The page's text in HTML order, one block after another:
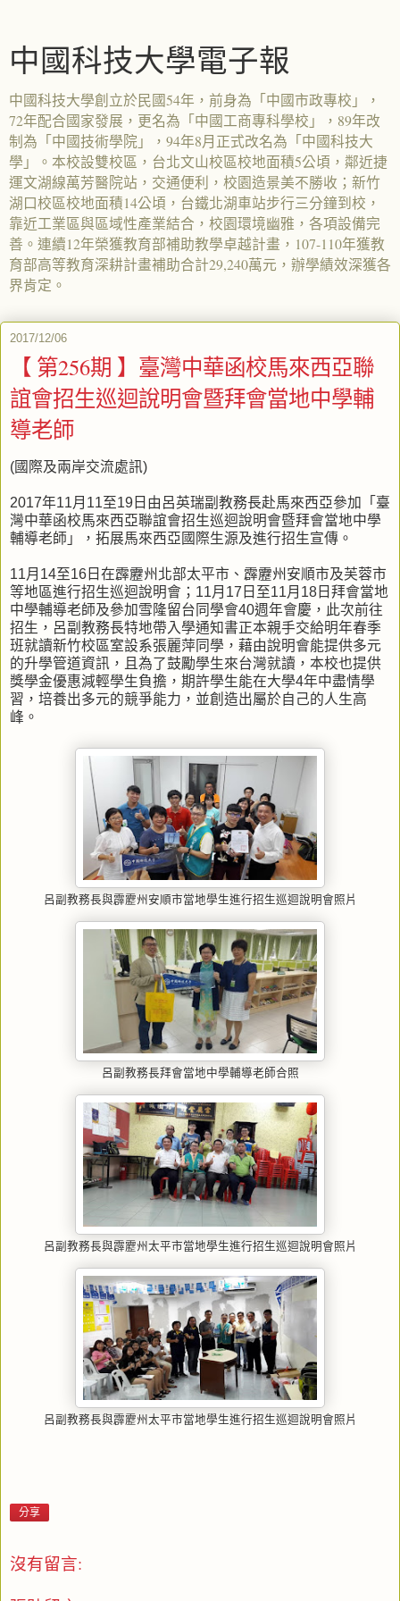
中國科技大學電子報
中國科技大學創立於民國54年，前身為「中國市政專校」，
72年配合國家發展，更名為「中國工商專科學校」，89年改
制為「中國技術學院」，94年8月正式改名為「中國科技大
學」。本校設雙校區，台北文山校區校地面積5公頃，鄰近捷
運文湖線萬芳醫院站，交通便利，校園造景美不勝收；新竹
湖口校區校地面積14公頃，台鐵北湖車站步行三分鐘到校，
靠近工業區與區域性產業結合，校園環境幽雅，各項設備完
善。連續12年榮獲教育部補助教學卓越計畫，107-110年獲教
育部高等教育深耕計畫補助合計29,240萬元，辦學績效深獲各
界肯定。
2017/12/06
【 第256期 】臺灣中華函校馬來西亞聯
誼會招生巡迴說明會暨拜會當地中學輔
導老師
(國際及兩岸交流處訊)
2017年11月11至19日由呂英瑞副教務長赴馬來西亞參加「臺
灣中華函校馬來西亞聯誼會招生巡迴說明會暨拜會當地中學
輔導老師」，拓展馬來西亞國際生源及進行招生宣傳。
11月14至16日在霹靂州北部太平市、霹靂州安順市及芙蓉市
等地區進行招生巡迴說明會；11月17日至11月18日拜會當地
中學輔導老師及參加雪隆留台同學會40週年會慶，此次前往
招生，呂副教務長特地帶入學通知書正本親手交給明年春季
班就讀新竹校區室設系張麗萍同學，藉由說明會能提供多元
的升學管道資訊，且為了鼓勵學生來台灣就讀，本校也提供
獎學金優惠減輕學生負擔，期許學生能在大學4年中盡情學
習，培養出多元的競爭能力，並創造出屬於自己的人生高
峰。
呂副教務長與霹靂州安順市當地學生進行招生巡迴說明會照片
呂副教務長拜會當地中學輔導老師合照
呂副教務長與霹靂州太平市當地學生進行招生巡迴說明會照片
呂副教務長與霹靂州太平市當地學生進行招生巡迴說明會照片
分享
沒有留言: